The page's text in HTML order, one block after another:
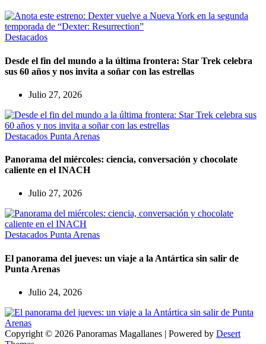
Destacados
Desde el fin del mundo a la última frontera: Star Trek celebra
sus 60 años y nos invita a soñar con las estrellas
Julio 27, 2026
Destacados Punta Arenas
Panorama del miércoles: ciencia, conversación y chocolate
caliente en el INACH
Julio 27, 2026
Destacados Punta Arenas
El panorama del jueves: un viaje a la Antártica sin salir de
Punta Arenas
Julio 24, 2026
Copyright © 2026 Panoramas Magallanes | Powered by Desert